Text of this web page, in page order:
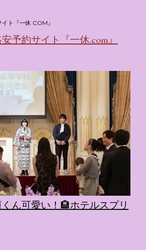
日から東京・新宿でスタートする サン
の体験型・没入型展示イベント の名称で
で本当にラグジュアリーホテルにチェッ
アーを楽しむような、特別な空間が演出
魅力をいくつかのかたまりに分けてご紹
ンセプトは「サンリオキャラが考える夢
メディア技術で世界的に知られるクリエ
ョン「d'strict」が手掛けており、五感を
タルアートとストーリー性の高い全11の
されています。 チェックインからスター
した華やかなエントランスロビーでルー
まるでホテルに滞在するかのような没入
んでいきます。ロビーではお花をまとっ
出迎えてくれます。 幻想的な共有スペー
ちたガーデンや、美しいボールルーム
は本物の砂を使ったピンク色の美しいビ
隣に座れるエリア）など、写真映え間違
ト『一休.COM』
予約サイト『一休.com』
ん可愛い！🏨ホテルスプリ